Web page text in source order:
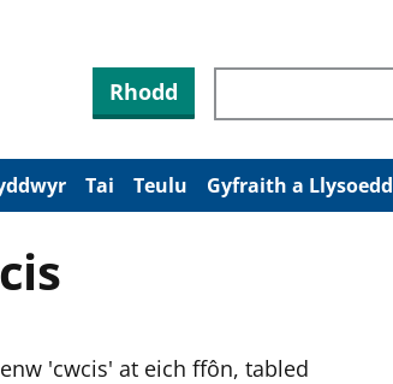
Rhodd
Tai Teulu Gyfraith a Llysoedd
'cwcis' at eich ffôn, tabled